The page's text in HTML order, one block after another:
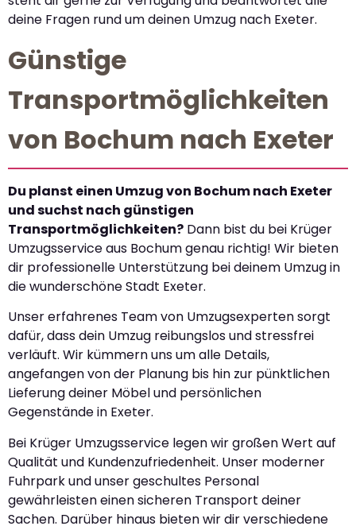
deine Fragen rund um deinen Umzug nach Exeter.
Günstige
Transportmöglichkeiten
von Bochum nach Exeter
Du planst einen Umzug von Bochum nach Exeter
und suchst nach günstigen
Transportmöglichkeiten? Dann bist du bei Krüger
Umzugsservice aus Bochum genau richtig! Wir bieten
dir professionelle Unterstützung bei deinem Umzug in
die wunderschöne Stadt Exeter.
Unser erfahrenes Team von Umzugsexperten sorgt
dafür, dass dein Umzug reibungslos und stressfrei
verläuft. Wir kümmern uns um alle Details,
angefangen von der Planung bis hin zur pünktlichen
Lieferung deiner Möbel und persönlichen
Gegenstände in Exeter.
Bei Krüger Umzugsservice legen wir großen Wert auf
Qualität und Kundenzufriedenheit. Unser moderner
Fuhrpark und unser geschultes Personal
gewährleisten einen sicheren Transport deiner
Sachen. Darüber hinaus bieten wir dir verschiedene